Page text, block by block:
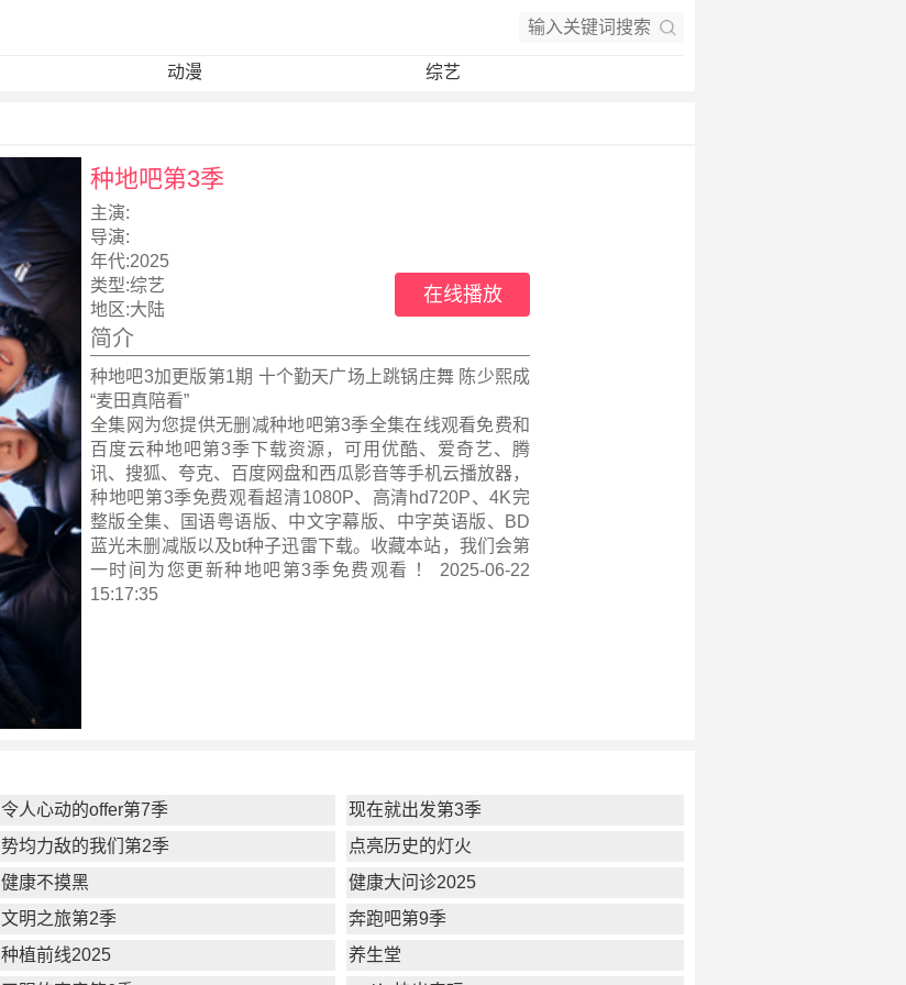
动漫 综艺
种地吧第3季
主演:
导演:
年代:2025
类型:综艺
地区:大陆
在线播放
简介
种地吧3加更版第1期 十个勤天广场上跳锅庄舞 陈少熙成
“麦田真陪看”
全集网为您提供无删减种地吧第3季全集在线观看免费和
百度云种地吧第3季下载资源，可用优酷、爱奇艺、腾
讯、搜狐、夸克、百度网盘和西瓜影音等手机云播放器，
种地吧第3季免费观看超清1080P、高清hd720P、4K完
整版全集、国语粤语版、中文字幕版、中字英语版、BD
蓝光未删减版以及bt种子迅雷下载。收藏本站，我们会第
一时间为您更新种地吧第3季 免费观看 ！ 2025-06-22
15:17:35
令人心动的offer第7季
现在就出发第3季
势均力敌的我们第2季
点亮历史的灯火
健康不摸黑
健康大问诊2025
文明之旅第2季
奔跑吧第9季
种植前线2025
养生堂